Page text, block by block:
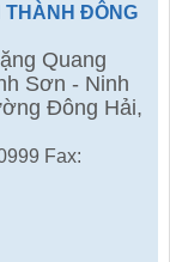
THÀNH ĐÔNG
Quang
Sơn - Ninh
Đông Hải,
Fax: